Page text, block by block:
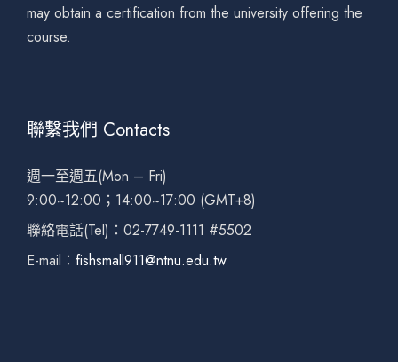
may obtain a certification from the university offering the
course.
聯繫我們 Contacts
週一至週五(Mon – Fri)
9:00~12:00；14:00~17:00 (GMT+8)
聯絡電話(Tel)：02-7749-1111 #5502
E-mail： fishsmall911@ntnu.edu.tw